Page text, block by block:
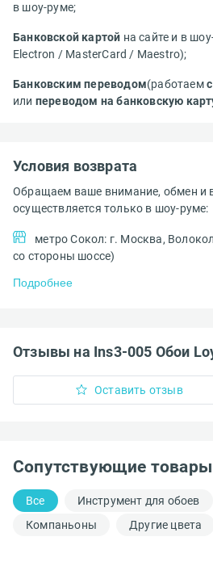
в шоу-руме;
Банковской картой на сайте и в
Electron / MasterCard / Maestro);
Банковским переводом(работаем
или переводом на банковскую
Условия возврата
Обращаем ваше внимание, обмен и
осуществляется только в шоу-руме:
метро Сокол: г. Москва,
со стороны шоссе)
Подробнее
Отзывы на Ins3-005 Обои
Оставить отзыв
Сопутствующие товары
Все Инструмент для обоев
Компаньоны
Другие цвета